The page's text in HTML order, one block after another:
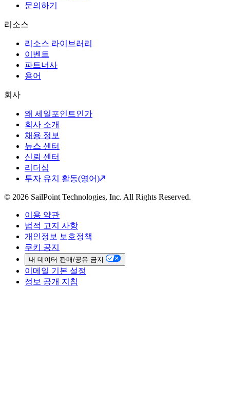
문의하기
리소스
리소스 라이브러리
이벤트
파트너사
용어
회사
왜 세일포인트인가
회사 소개
채용 정보
뉴스 센터
신뢰 센터
리더십
투자 유치 활동(영어)
© 2026 SailPoint Technologies, Inc. All Rights Reserved.
이용 약관
법적 고지 사항
개인정보 보호정책
쿠키 공지
내 데이터 판매/공유 금지
이메일 기본 설정
정보 공개 지침